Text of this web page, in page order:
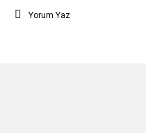
Yorum Yaz